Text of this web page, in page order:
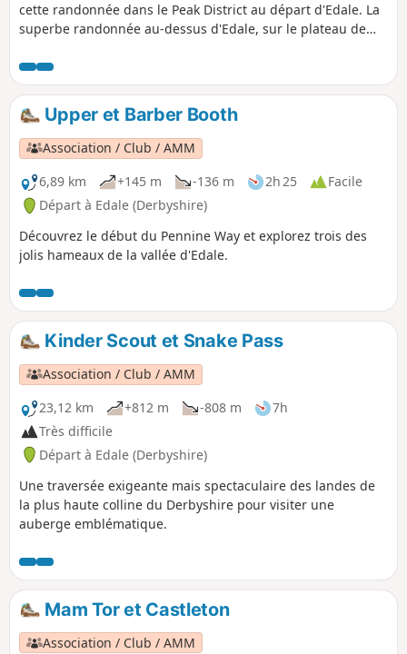
cette randonnée dans le Peak District au départ d'Edale. La
superbe randonnée au-dessus d'Edale, sur le plateau de
Derbyshire. Choisis une bonne journée pour faire ce circuit,
car le mauvais temps rend l'orientation difficile.
Upper et Barber Booth
Association / Club / AMM
6,89 km
+145 m -136 m 2h 25
Facile
Départ à Edale (Derbyshire)
Découvrez le début du Pennine Way et explorez trois des
jolis hameaux de la vallée d'Edale.
Kinder Scout et Snake Pass
Association / Club / AMM
23,12 km
+812 m -808 m
7h
Très difficile
Départ à Edale (Derbyshire)
Une traversée exigeante mais spectaculaire des landes de
la plus haute colline du Derbyshire pour visiter une
auberge emblématique.
Mam Tor et Castleton
Association / Club / AMM